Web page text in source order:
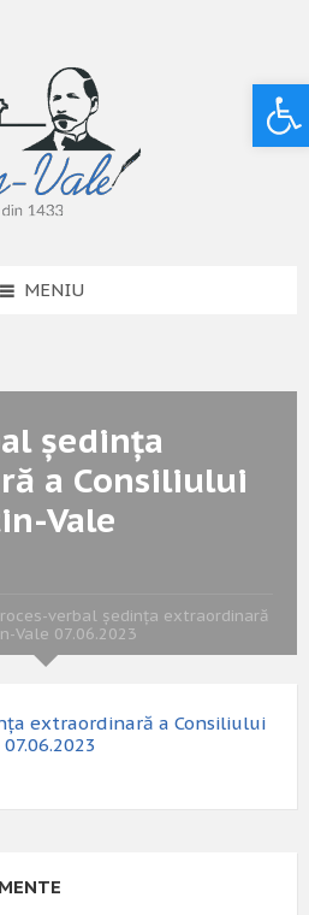
MENIU
ședința
a Consiliului
Vale
verbal ședința extraordinară
Vale 07.06.2023
extraordinară a Consiliului
Deschide bara de unelte